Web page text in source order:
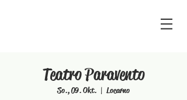
Teatro Paravento
So., 09. Okt.
  |
Locarno